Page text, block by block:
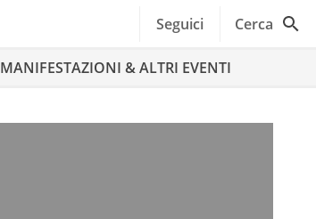
Seguici Cerca
MANIFESTAZIONI & ALTRI EVENTI